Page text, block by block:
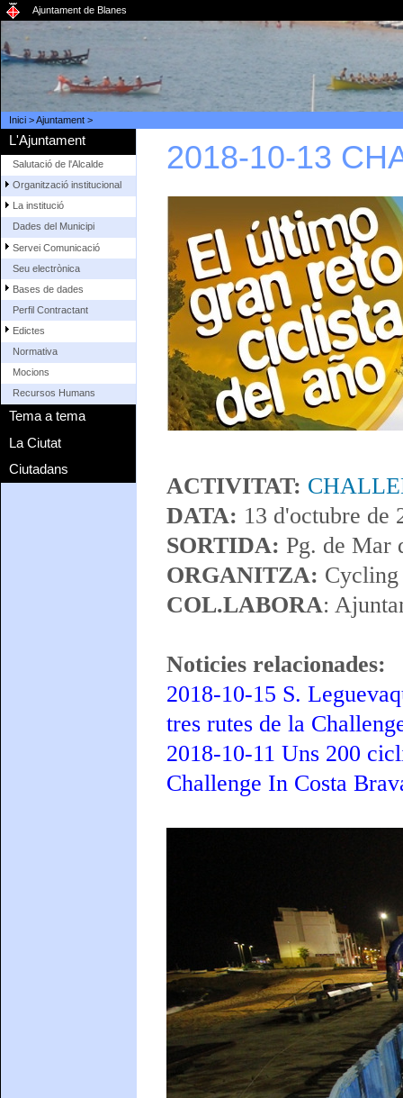
Ajuntament de Blanes
Inici>Ajuntament>
L'Ajuntament
Salutació de l'Alcalde
Organització institucional
La institució
Dades del Municipi
Servei Comunicació
Seu electrònica
Bases de dades
Perfil Contractant
Edictes
Normativa
Mocions
Recursos Humans
Tema a tema
La Ciutat
Ciutadans
2018-10-13
ACTIVITAT:
DATA: 13 d'octubre de
SORTIDA: Pg. de Mar
ORGANITZA: Cycling
COL.LABORA:
Noticies relacionades:
2018-10-15 S.
tres rutes de la
2018-10-11 Uns 200
Challenge In Costa